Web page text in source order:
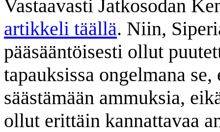
Vastaavasti Jatkosodan
artikkeli täällä. Niin,
pääsääntöisesti ollut
tapauksissa ongelmana
säästämään ammuksia,
ollut erittäin kannattavaa